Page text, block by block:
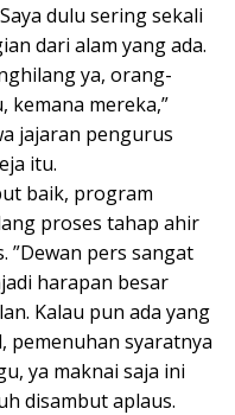
dulu sering sekali
dari alam yang ada.
ya, orang-
kemana mereka,”
jajaran pengurus
itu.
baik, program
proses tahap ahir
”Dewan pers sangat
harapan besar
Kalau pun ada yang
pemenuhan syaratnya
ya maknai saja ini
disambut aplaus.